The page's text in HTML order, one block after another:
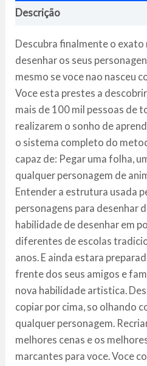
Descrição
Descubra finalmente o
desenhar os seus
mesmo se voce nao nasceu
Voce esta prestes a
mais de 100 mil pessoas de
realizarem o sonho de
o sistema completo do
capaz de: Pegar uma folha,
qualquer personagem de
Entender a estrutura usada
personagens para desenhar
habilidade de desenhar em
diferentes de escolas
anos. E ainda estara
frente dos seus amigos e
nova habilidade artistica.
copiar por cima, so olhando
qualquer personagem.
melhores cenas e os
marcantes para voce. Voce